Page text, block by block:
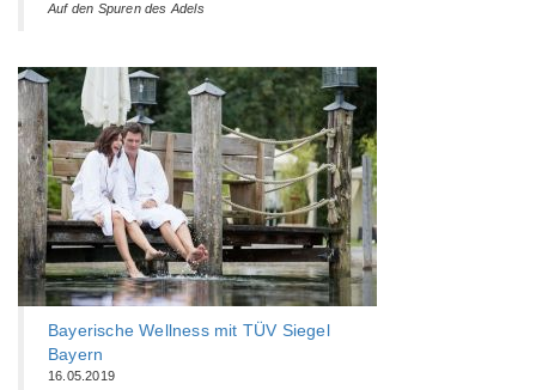
Auf den Spuren des Adels
Bayerische Wellness mit TÜV Siegel
Bayern
16.05.2019